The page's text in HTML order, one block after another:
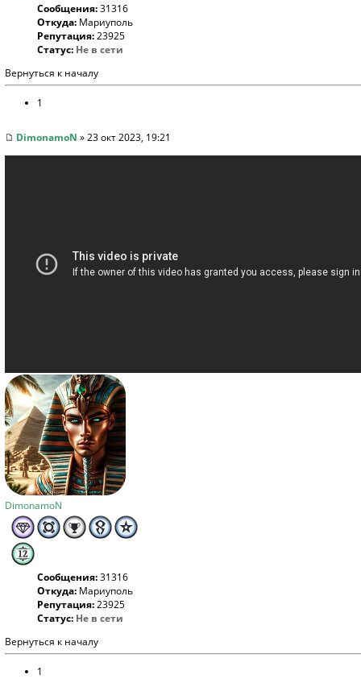
Сообщения:31316
Откуда: Мариуполь
Репутация:23925
Статус: Не в сети
Вернуться к началу
1
DimonamoN » 23 окт 2023, 19:21
DimonamoN
Сообщения:31316
Откуда: Мариуполь
Репутация:23925
Статус: Не в сети
Вернуться к началу
1